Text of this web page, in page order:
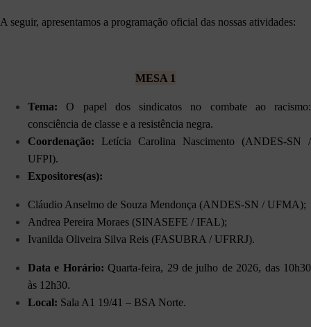
A seguir, apresentamos a programação oficial das nossas atividades:
MESA 1
Tema: O papel dos sindicatos no combate ao racismo:
consciência de classe e a resistência negra.
Coordenação: Letícia Carolina Nascimento (ANDES-SN /
UFPI).
Expositores(as):
Cláudio Anselmo de Souza Mendonça (ANDES-SN / UFMA);
Andrea Pereira Moraes (SINASEFE / IFAL);
Ivanilda Oliveira Silva Reis (FASUBRA / UFRRJ).
Data e Horário: Quarta-feira, 29 de julho de 2026, das 10h30
às 12h30.
Local: Sala A1 19/41 – BSA Norte.